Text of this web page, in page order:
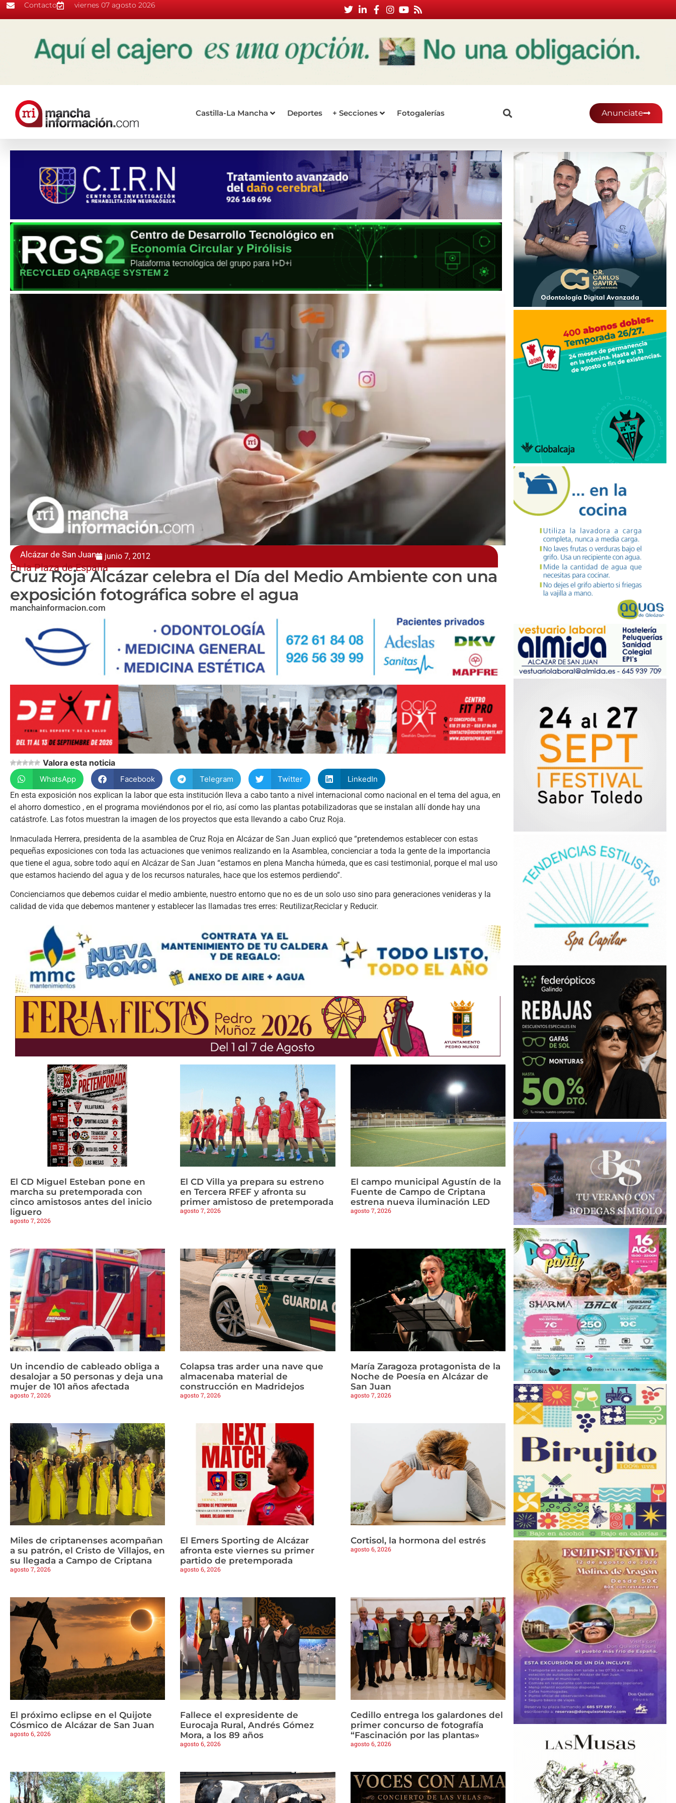
Contacto viernes 07 agosto 2026
Castilla-La Mancha Deportes + Secciones Fotogalerías Anunciate
Alcázar de San Juan junio 7, 2012
En la Plaza de España
Cruz Roja Alcázar celebra el Día del Medio Ambiente con una
exposición fotográfica sobre el agua
manchainformacion.com
Valora esta noticia
WhatsApp Facebook Telegram Twitter
LinkedIn
En esta exposición nos explican la labor que esta institución lleva a cabo tanto a nivel internacional como nacional en el tema del agua, en
el ahorro domestico , en el programa moviéndonos por el rio, así como las plantas potabilizadoras que se instalan allí donde hay una
catástrofe. Las fotos muestran la imagen de los proyectos que esta llevando a cabo Cruz Roja.
Inmaculada Herrera, presidenta de la asamblea de Cruz Roja en Alcázar de San Juan explicó que “pretendemos establecer con estas
pequeñas exposiciones con toda las actuaciones que venimos realizando en la Asamblea, concienciar a toda la gente de la importancia
que tiene el agua, sobre todo aquí en Alcázar de San Juan “estamos en plena Mancha húmeda, que es casi testimonial, porque el mal uso
que estamos haciendo del agua y de los recursos naturales, hace que los estemos perdiendo”.
Concienciarnos que debemos cuidar el medio ambiente, nuestro entorno que no es de un solo uso sino para generaciones venideras y la
calidad de vida que debemos mantener y establecer las llamadas tres erres: Reutilizar,Reciclar y Reducir.
El CD Miguel Esteban pone en
marcha su pretemporada con
cinco amistosos antes del inicio
liguero
agosto 7, 2026
El CD Villa ya prepara su estreno
en Tercera RFEF y afronta su
primer amistoso de pretemporada
agosto 7, 2026
El campo municipal Agustín de la
Fuente de Campo de Criptana
estrena nueva iluminación LED
agosto 7, 2026
Un incendio de cableado obliga a
desalojar a 50 personas y deja una
mujer de 101 años afectada
agosto 7, 2026
Colapsa tras arder una nave que
almacenaba material de
construcción en Madridejos
agosto 7, 2026
María Zaragoza protagonista de la
Noche de Poesía en Alcázar de
San Juan
agosto 7, 2026
Miles de criptanenses acompañan
a su patrón, el Cristo de Villajos, en
su llegada a Campo de Criptana
agosto 7, 2026
El Emers Sporting de Alcázar
afronta este viernes su primer
partido de pretemporada
agosto 6, 2026
Cortisol, la hormona del estrés
agosto 6, 2026
El próximo eclipse en el Quijote
Cósmico de Alcázar de San Juan
agosto 6, 2026
Fallece el expresidente de
Eurocaja Rural, Andrés Gómez
Mora, a los 89 años
agosto 6, 2026
Cedillo entrega los galardones del
primer concurso de fotografía
“Fascinación por las plantas»
agosto 6, 2026